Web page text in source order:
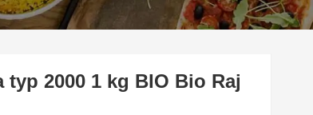
2000 1 kg BIO Bio Raj